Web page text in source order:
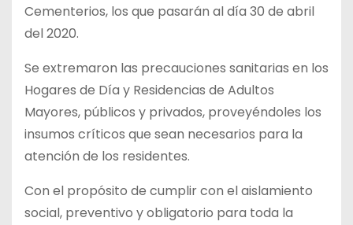
Cementerios, los que pasarán al día 30 de abril
del 2020.
Se extremaron las precauciones sanitarias en los
Hogares de Día y Residencias de Adultos
Mayores, públicos y privados, proveyéndoles los
insumos críticos que sean necesarios para la
atención de los residentes.
Con el propósito de cumplir con el aislamiento
social, preventivo y obligatorio para toda la